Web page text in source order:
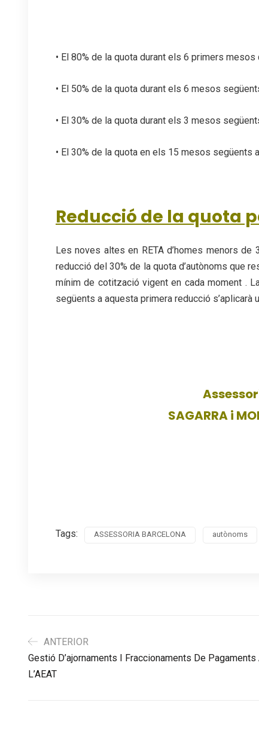
• El 80% de la quota durant els 6 primers mesos
• El 50% de la quota durant els 6 mesos
• El 30% de la quota durant els 3 mesos
• El 30% de la quota en els 15 mesos
Reducció de la quota
Les noves altes en RETA d’homes menors
reducció del 30% de la quota d’autònoms que
mínim de cotització vigent en cada moment .
següents a aquesta primera reducció s’aplicarà
SAGARRA i
Tags: ASSESSORIA BARCELONA autònoms
ANTERIOR
Gestió D’ajornaments I Fraccionaments De Pagaments
L’AEAT